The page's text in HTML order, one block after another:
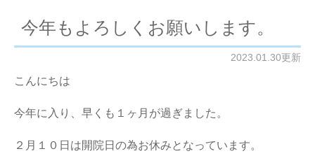
今年もよろしくお願いします。
2023.01.30更新
こんにちは
今年に入り、早くも１ヶ月が過ぎました。
２月１０日は開院日の為お休みとなっています。